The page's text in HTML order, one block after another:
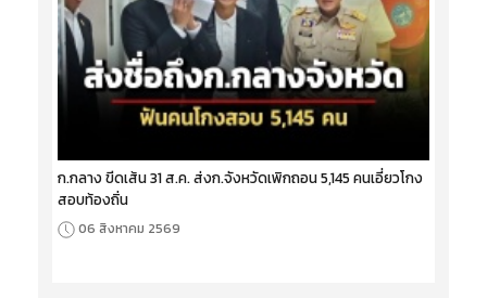
ก.กลาง ขีดเส้น 31 ส.ค. ส่งก.จังหวัดเพิกถอน 5,145 คนเอี่ยวโกง
สอบท้องถิ่น
06 สิงหาคม 2569